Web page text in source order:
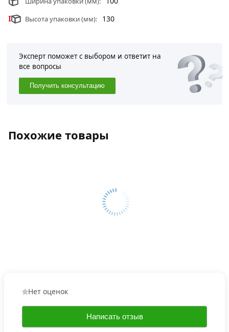
Высота упаковки (мм): 130
Эксперт поможет с выбором и ответит на
все вопросы
Получить консультацию
Похожие товары
Нет оценок
Написать отзыв